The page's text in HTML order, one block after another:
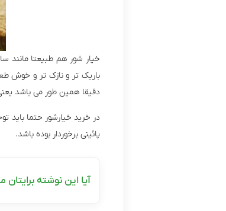
خیار شور هم طبیعتا مانند
باریک تر و نازک تر و خوش
دقیقا همین طور می باشد
در خرید خیارشور حتما باید
پائینی برخوردار بوده باشد.
آیا این نوشته برایتان